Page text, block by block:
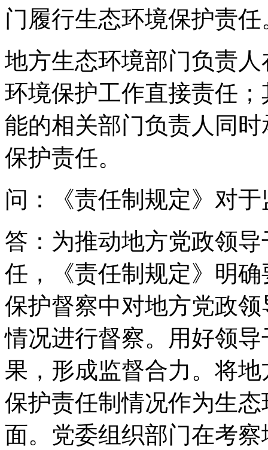
门履行生态环境保护责任
地方生态环境部门负责
环境保护工作直接责任
能的相关部门负责人同
保护责任。
问：《责任制规定》对
答：为推动地方党政领
任，《责任制规定》明
保护督察中对地方党政
情况进行督察。用好领
果，形成监督合力。将
保护责任制情况作为生
面。党委组织部门在考